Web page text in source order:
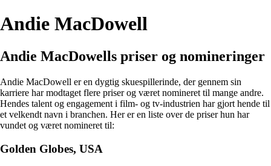
Andie MacDowell
Andie MacDowells priser og nomineringer
Andie MacDowell er en dygtig skuespillerinde, der gennem sin
karriere har modtaget flere priser og været nomineret til mange andre.
Hendes talent og engagement i film- og tv-industrien har gjort hende til
et velkendt navn i branchen. Her er en liste over de priser hun har
vundet og været nomineret til:
Golden Globes, USA